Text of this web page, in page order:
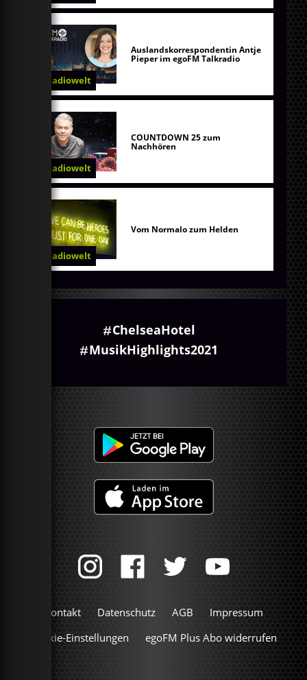
Radiowelt
Auslandskorrespondentin Antje
Pieper im egoFM Talkradio
Radiowelt
COUNTDOWN 25 zum
Nachhören
Radiowelt
Vom Normalo zum Helden
ChelseaHotel
MusikHighlights2021
Kontakt Datenschutz AGB
Impressum
Cookie-Einstellungen
egoFM Plus Abo widerrufen